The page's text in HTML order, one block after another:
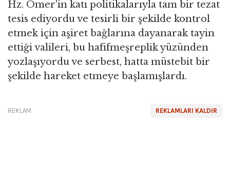
Hz. Ömer'in katı politikalarıyla tam bir tezat
tesis ediyordu ve tesirli bir şekilde kontrol
etmek için aşiret bağlarına dayanarak tayin
ettiği valileri, bu hafifmeşreplik yüzünden
yozlaşıyordu ve serbest, hatta müstebit bir
şekilde hareket etmeye başlamışlardı.
REKLAMLARI KALDIR
REKLAM